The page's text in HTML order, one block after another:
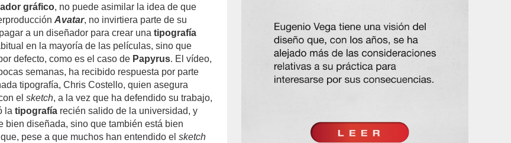
gráfico, no puede asimilar la idea de que
Avatar, no invirtiera parte de su
a un diseñador para crear unatipografía
en la mayoría de las películas, sino que
defecto, como es el caso de Papyrus. El vídeo,
semanas, ha recibido respuesta por parte
tipografía, Chris Costello, quien asegura
elsketch, a la vez que ha defendido su trabajo,
la tipografía recién salido de la universidad, y
bien diseñada, sino que también está bien
pese a que muchos han entendido elsketch